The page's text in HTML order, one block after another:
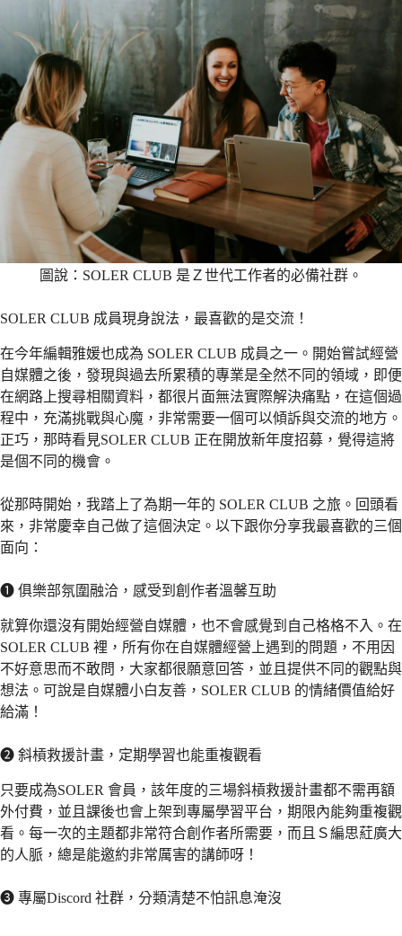
圖說：SOLER CLUB 是Ｚ世代工作者的必備社群。
SOLER CLUB 成員現身說法，最喜歡的是交流！
在今年編輯雅媛也成為 SOLER CLUB 成員之一。開始嘗試經營
自媒體之後，發現與過去所累積的專業是全然不同的領域，即便
在網路上搜尋相關資料，都很片面無法實際解決痛點，在這個過
程中，充滿挑戰與心魔，非常需要一個可以傾訴與交流的地方。
正巧，那時看見SOLER CLUB 正在開放新年度招募，覺得這將
是個不同的機會。
從那時開始，我踏上了為期一年的 SOLER CLUB 之旅。回頭看
來，非常慶幸自己做了這個決定。以下跟你分享我最喜歡的三個
面向：
❶ 俱樂部氛圍融洽，感受到創作者溫馨互助
就算你還沒有開始經營自媒體，也不會感覺到自己格格不入。在
SOLER CLUB 裡，所有你在自媒體經營上遇到的問題，不用因
不好意思而不敢問，大家都很願意回答，並且提供不同的觀點與
想法。可說是自媒體小白友善，SOLER CLUB 的情緒價值給好
給滿！
❷ 斜槓救援計畫，定期學習也能重複觀看
只要成為SOLER 會員，該年度的三場斜槓救援計畫都不需再額
外付費，並且課後也會上架到專屬學習平台，期限內能夠重複觀
看。每一次的主題都非常符合創作者所需要，而且Ｓ編思葒廣大
的人脈，總是能邀約非常厲害的講師呀！
❸ 專屬Discord 社群，分類清楚不怕訊息淹沒